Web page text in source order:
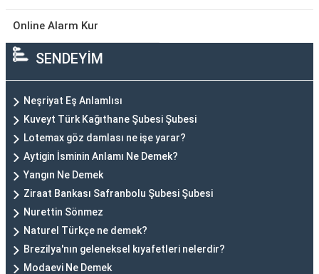
Online Alarm Kur
SENDEYİM
Neşriyat Eş Anlamlısı
Kuveyt Türk Kağıthane Şubesi Şubesi
Lotemax göz damlası ne işe yarar?
Aytigin İsminin Anlamı Ne Demek?
Yangın Ne Demek
Ziraat Bankası Safranbolu Şubesi Şubesi
Nurettin Sönmez
Naturel Türkçe ne demek?
Brezilya'nın geleneksel kıyafetleri nelerdir?
Modaevi Ne Demek